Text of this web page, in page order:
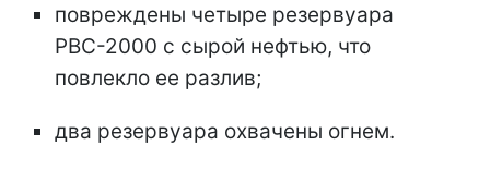
повреждены четыре резервуара
РВС-2000 с сырой нефтью, что
повлекло ее разлив;
два резервуара охвачены огнем.